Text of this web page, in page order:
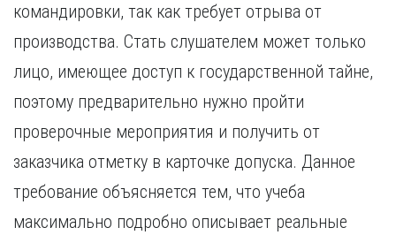
командировки, так как требует отрыва от
производства. Стать слушателем может только
лицо, имеющее доступ к государственной тайне,
поэтому предварительно нужно пройти
проверочные мероприятия и получить от
заказчика отметку в карточке допуска. Данное
требование объясняется тем, что учеба
максимально подробно описывает реальные